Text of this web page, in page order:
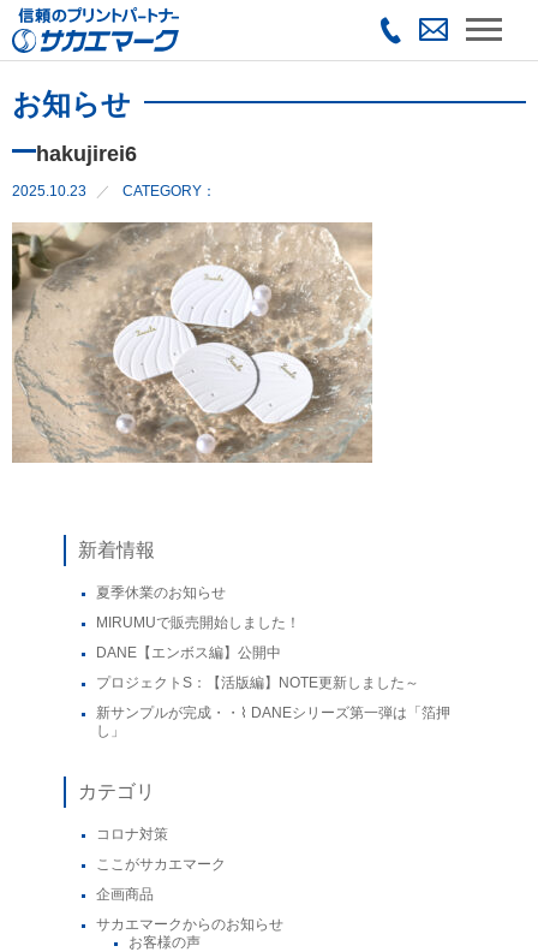
お知らせ
hakujirei6
2025.10.23 CATEGORY：
新着情報
夏季休業のお知らせ
MIRUMUで販売開始しました！
DANE【エンボス編】公開中
プロジェクトS：【活版編】NOTE更新しました～
新サンプルが完成・・⌇ DANEシリーズ第一弾は「箔押
し」
カテゴリ
コロナ対策
ここがサカエマーク
企画商品
サカエマークからのお知らせ
お客様の声